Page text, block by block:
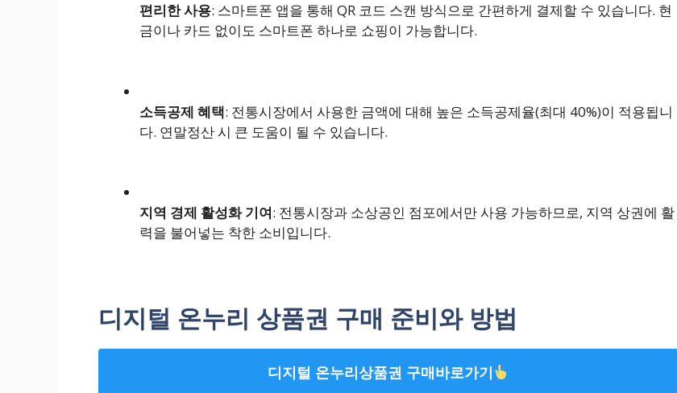
편리한 사용: 스마트폰 앱을 통해 QR 코드 스캔 방식으로 간편하게 결제할 수 있습니다. 현
금이나 카드 없이도 스마트폰 하나로 쇼핑이 가능합니다.
소득공제 혜택: 전통시장에서 사용한 금액에 대해 높은 소득공제율(최대 40%)이 적용됩니
다. 연말정산 시 큰 도움이 될 수 있습니다.
지역 경제 활성화 기여: 전통시장과 소상공인 점포에서만 사용 가능하므로, 지역 상권에 활
력을 불어넣는 착한 소비입니다.
디지털 온누리 상품권 구매 준비와 방법
디지털 온누리상품권 구매바로가기